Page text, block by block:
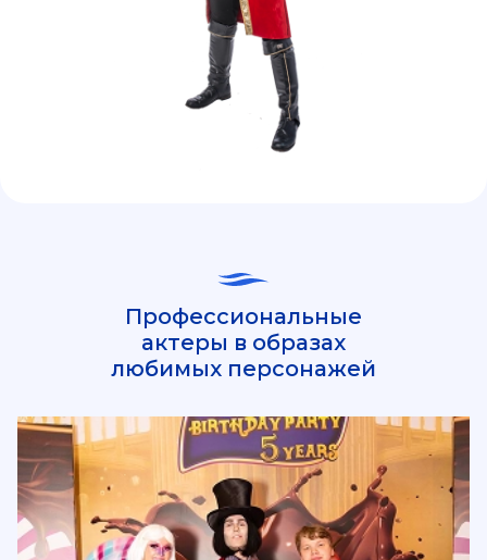
Профессиональные
актеры в образах
любимых персонажей